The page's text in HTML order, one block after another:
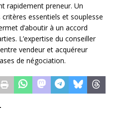
rapidement preneur. Un
essentiels et souplesse
d’aboutir à un accord
L’expertise du conseiller
vendeur et acquéreur
de négociation.